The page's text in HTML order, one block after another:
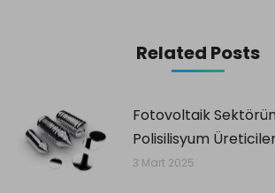
Related Posts
Fotovoltaik
Polisilisyum
3 Mart 2025